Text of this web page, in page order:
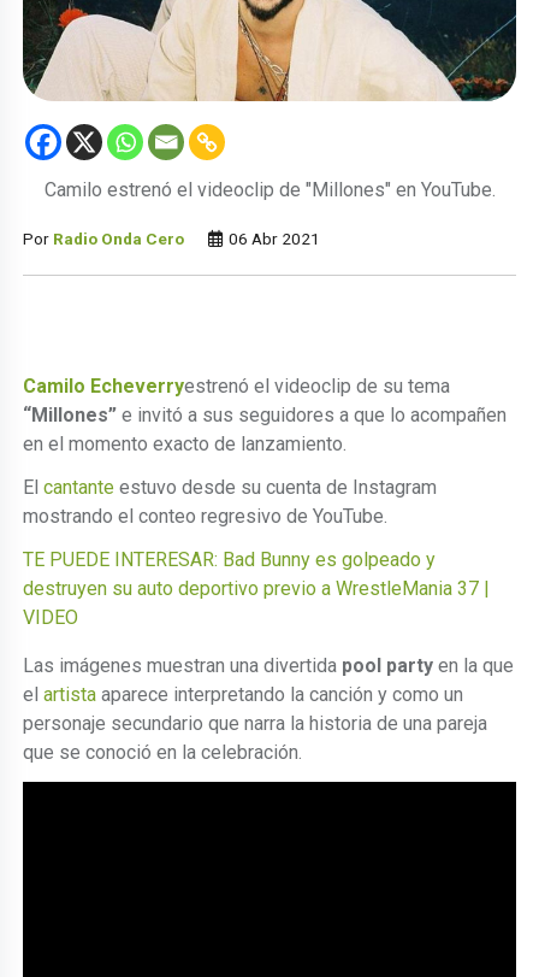
Camilo estrenó el videoclip de "Millones" en YouTube.
Por Radio Onda Cero 06 Abr 2021
Camilo Echeverryestrenó el videoclip de su tema
“Millones” e invitó a sus seguidores a que lo acompañen
en el momento exacto de lanzamiento.
Elcantante estuvo desde su cuenta de Instagram
mostrando el conteo regresivo de YouTube.
TE PUEDE INTERESAR: Bad Bunny es golpeado y
destruyen su auto deportivo previo a WrestleMania 37 |
VIDEO
Las imágenes muestran una divertida pool party en la que
elartista aparece interpretando la canción y como un
personaje secundario que narra la historia de una pareja
que se conoció en la celebración.